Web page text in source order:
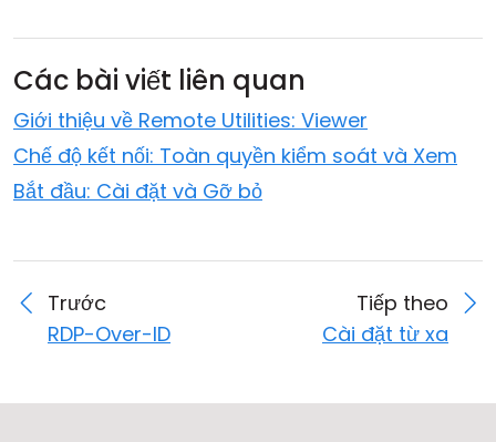
Các bài viết liên quan
Giới thiệu về Remote Utilities: Viewer
Chế độ kết nối: Toàn quyền kiểm soát và Xem
Bắt đầu: Cài đặt và Gỡ bỏ
Trước
RDP-Over-ID
Tiếp theo
Cài đặt từ xa